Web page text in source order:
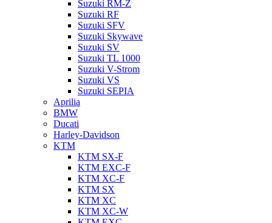
Suzuki RM-Z
Suzuki RF
Suzuki SFV
Suzuki Skywave
Suzuki SV
Suzuki TL 1000
Suzuki V-Strom
Suzuki VS
Suzuki SEPIA
Aprilia
BMW
Ducati
Harley-Davidson
KTM
KTM SX-F
KTM EXC-F
KTM XC-F
KTM SX
KTM XC
KTM XC-W